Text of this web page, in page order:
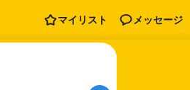
マイリスト メッセージ